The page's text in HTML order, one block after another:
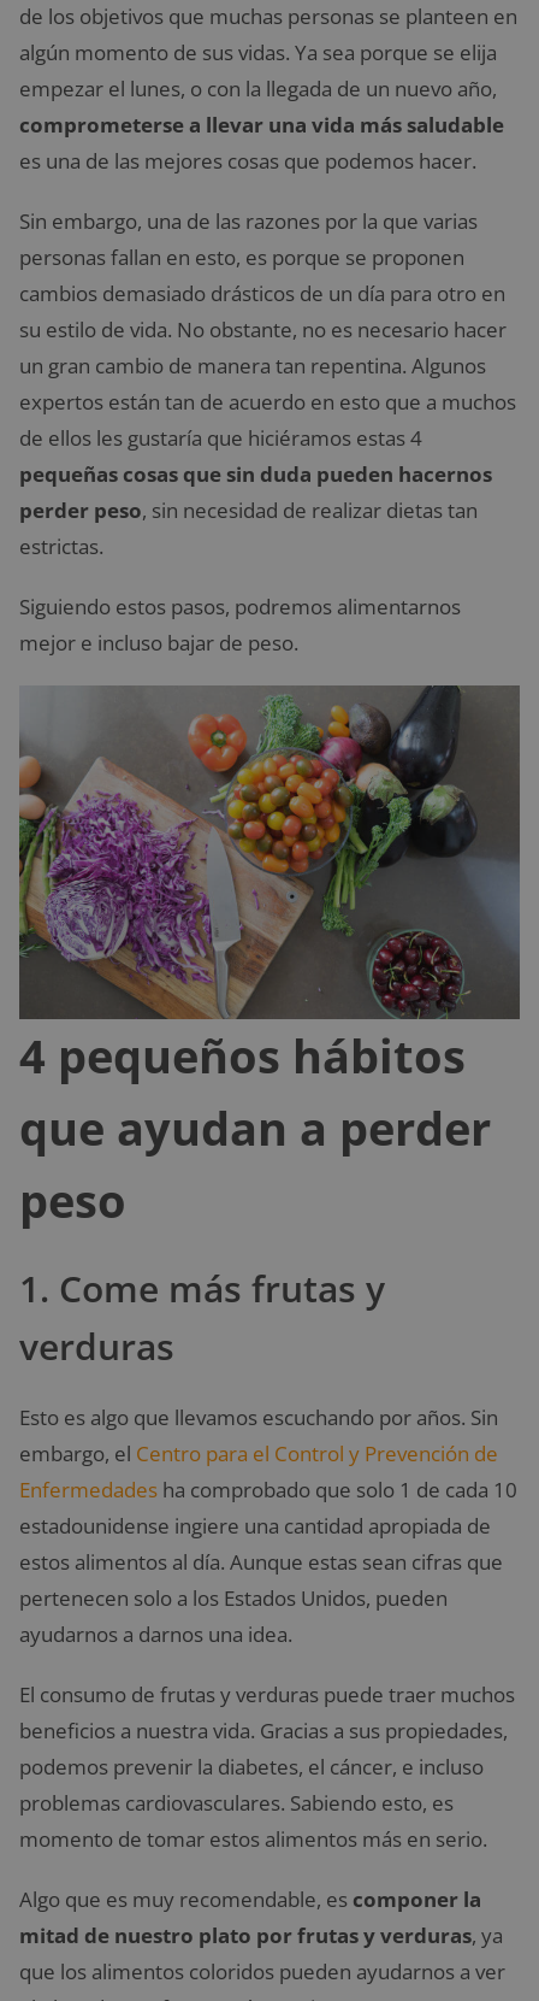
de los objetivos que muchas personas se planteen en
algún momento de sus vidas. Ya sea porque se elija
empezar el lunes, o con la llegada de un nuevo año,
comprometerse a llevar una vida más saludable
es una de las mejores cosas que podemos hacer.
Sin embargo, una de las razones por la que varias
personas fallan en esto, es porque se proponen
cambios demasiado drásticos de un día para otro en
su estilo de vida. No obstante, no es necesario hacer
un gran cambio de manera tan repentina. Algunos
expertos están tan de acuerdo en esto que a muchos
de ellos les gustaría que hiciéramos estas 4
pequeñas cosas que sin duda pueden hacernos
perder peso, sin necesidad de realizar dietas tan
estrictas.
Siguiendo estos pasos, podremos alimentarnos
mejor e incluso bajar de peso.
4 pequeños hábitos
que ayudan a perder
peso
1. Come más frutas y
verduras
Esto es algo que llevamos escuchando por años. Sin
embargo, el Centro para el Control y Prevención de
Enfermedades ha comprobado que solo 1 de cada 10
estadounidense ingiere una cantidad apropiada de
estos alimentos al día. Aunque estas sean cifras que
pertenecen solo a los Estados Unidos, pueden
ayudarnos a darnos una idea.
El consumo de frutas y verduras puede traer muchos
beneficios a nuestra vida. Gracias a sus propiedades,
podemos prevenir la diabetes, el cáncer, e incluso
problemas cardiovasculares. Sabiendo esto, es
momento de tomar estos alimentos más en serio.
Algo que es muy recomendable, es componer la
mitad de nuestro plato por frutas y verduras, ya
que los alimentos coloridos pueden ayudarnos a ver